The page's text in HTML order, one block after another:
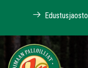
Edustusjaosto